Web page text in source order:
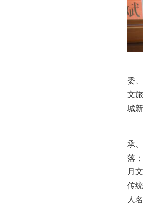
委
文
城新
承
落
月
传
人